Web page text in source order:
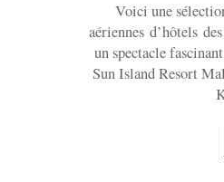
Voici une
aériennes d’hôtels
un spectacle
Sun Island Resort